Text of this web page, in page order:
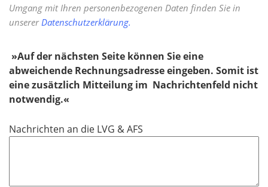
Umgang mit Ihren personenbezogenen Daten finden Sie in
unsererDatenschutzerklärung.
»​​​​​​​Auf der nächsten Seite können Sie eine
abweichende Rechnungsadresse eingeben. Somit ist
eine zusätzlich Mitteilung im Nachrichtenfeld nicht
notwendig.«
Nachrichten an die LVG & AFS